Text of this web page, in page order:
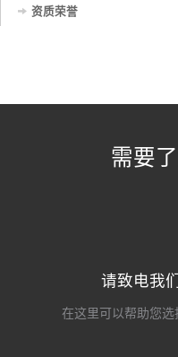
资质荣誉
需要
请致电我
在这里可以帮助您选